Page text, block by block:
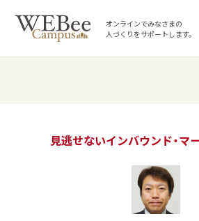
オンラインでみなさまの
人づくりをサポートします。
見逃せないインバウンド・マ